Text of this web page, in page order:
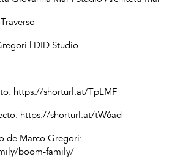
| DID Studio
https://shorturl.at/TpLMF
https://shorturl.at/tW6ad
de Marco Gregori:
boom-family/